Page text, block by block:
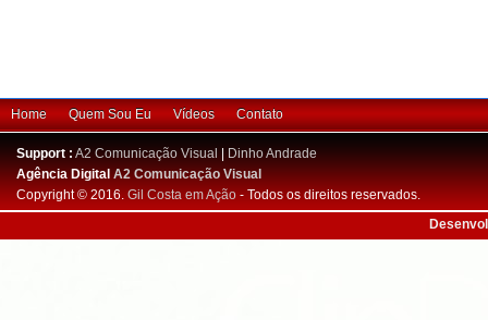
Home Quem Sou Eu Vídeos Contato
Support : A2 Comunicação Visual
Dinho Andrade
Agência DigitalA2 Comunicação Visual
Copyright © 2016. Gil Costa em Ação - Todos os direitos reservados.